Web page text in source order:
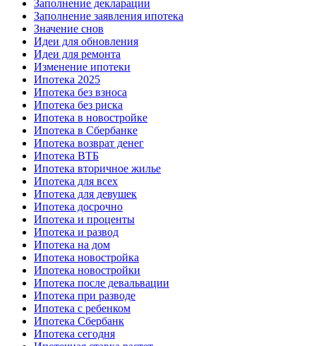
Заполнение декларации
Заполнение заявления ипотека
Значение снов
Идеи для обновления
Идеи для ремонта
Изменение ипотеки
Ипотека 2025
Ипотека без взноса
Ипотека без риска
Ипотека в новостройке
Ипотека в Сбербанке
Ипотека возврат денег
Ипотека ВТБ
Ипотека вторичное жилье
Ипотека для всех
Ипотека для девушек
Ипотека досрочно
Ипотека и проценты
Ипотека и развод
Ипотека на дом
Ипотека новостройка
Ипотека новостройки
Ипотека после девальвации
Ипотека при разводе
Ипотека с ребенком
Ипотека Сбербанк
Ипотека сегодня